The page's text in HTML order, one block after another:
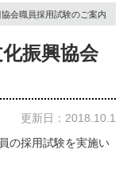
会職員採用試験のご案内
振興協会
更新日：2018.10.1
の採用試験を実施い